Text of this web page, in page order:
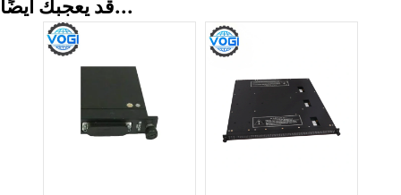
قد يعجبك أيضًا...